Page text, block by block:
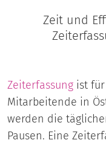
Zeit und
Zeiterfassung ist
Mitarbeitende in
werden die
Pausen. Eine